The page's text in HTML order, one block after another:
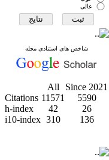
عالی
شاخص های استنادی مجله
All
Since 2021
Citations 11571
5590
h-index
42
26
i10-index 310 136